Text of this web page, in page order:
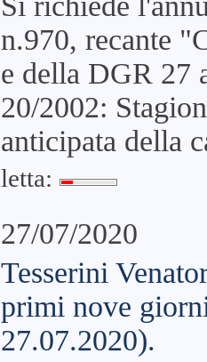
n.970, recante
e della DGR 27
20/2002:
anticipata della
letta:
27/07/2020
Tesserini
primi nove
27.07.2020).